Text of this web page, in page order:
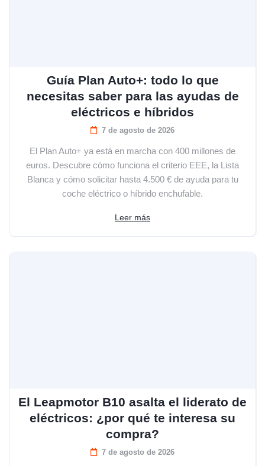
Guía Plan Auto+: todo lo que
necesitas saber para las ayudas de
eléctricos e híbridos
7 de agosto de 2026
El Plan Auto+ ya está en marcha con 400 millones de
euros. Descubre cómo funciona el criterio EEE, la Lista
Blanca y cómo solicitar hasta 4.500 € de ayuda para tu
coche eléctrico o híbrido enchufable.
Leer más
El Leapmotor B10 asalta el liderato de
eléctricos: ¿por qué te interesa su
compra?
7 de agosto de 2026